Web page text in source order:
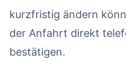
kurzfristig ändern
der Anfahrt direkt
bestätigen.